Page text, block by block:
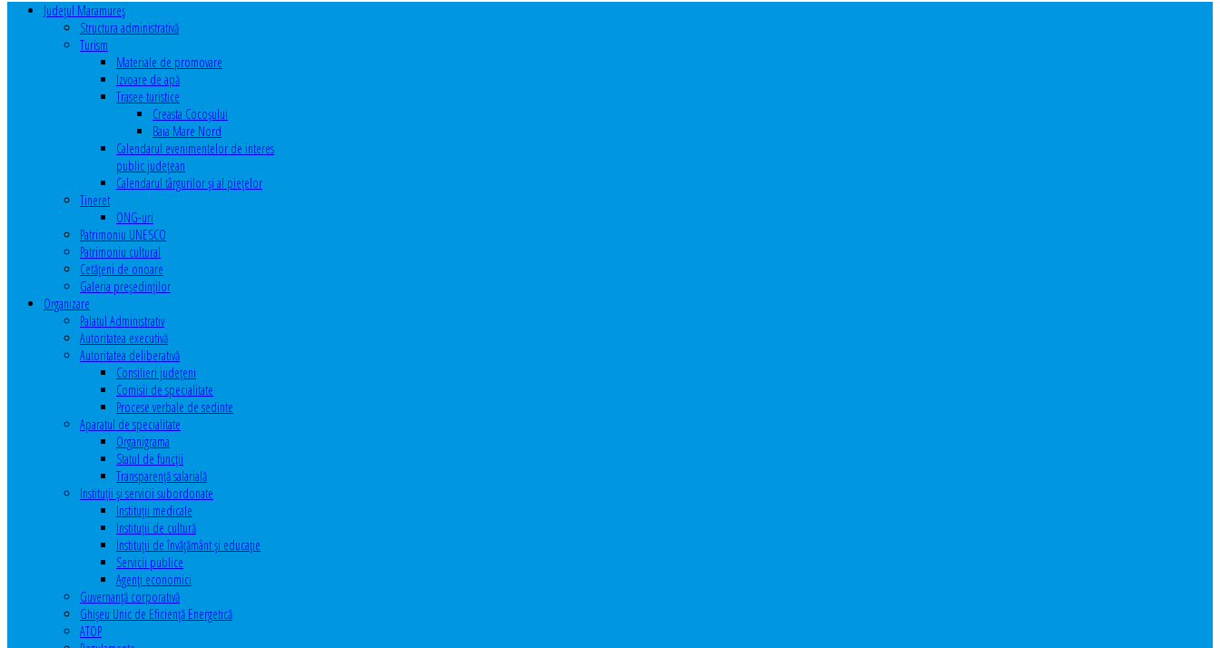
Judeţul Maramureş
Structura administrativă
Turism
Materiale de promovare
Izvoare de apă
Trasee turistice
Creasta Cocoșului
Baia Mare Nord
Calendarul evenimentelor de interes
public judeţean
Calendarul târgurilor şi al pieţelor
Tineret
ONG-uri
Patrimoniu UNESCO
Patrimoniu cultural
Cetăţeni de onoare
Galeria președinților
Organizare
Palatul Administrativ
Autoritatea executivă
Autoritatea deliberativă
Consilieri judeţeni
Comisii de specialitate
Procese verbale de sedinte
Aparatul de specialitate
Organigrama
Statul de funcții
Transparență salarială
Instituţii şi servicii subordonate
Instituţii medicale
Instituţii de cultură
Instituţii de învăţământ şi educaţie
Servicii publice
Agenţi economici
Guvernanță corporativă
Ghişeu Unic de Eficienţă Energetică
ATOP